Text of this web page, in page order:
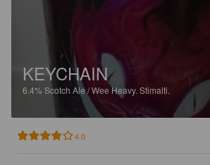
KEYCHAIN
6.4% Scotch Ale / Wee Heavy. Stimalti.
4.0